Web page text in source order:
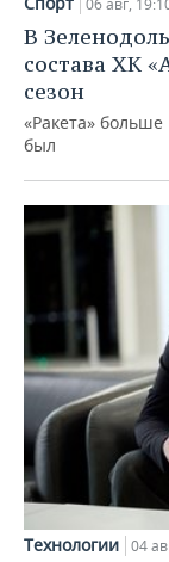
06 авг,
В
состава ХК
сезон
«Ракета»
был
Технологии 04